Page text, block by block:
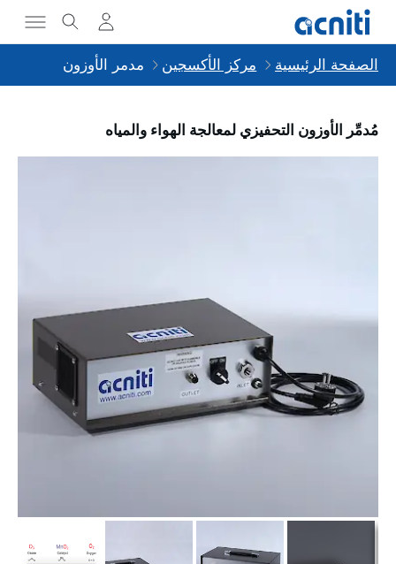
الصفحة الرئيسية مركز الأكسجين مدمر الأوزون
مُدمِّر الأوزون التحفيزي لمعالجة الهواء والمياه